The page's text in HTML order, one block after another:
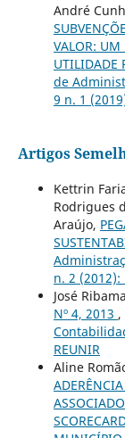
André
VALOR: UM
UTILIDADE
de
9 n. 1
Artigos
Kettrin
Rodrigues
Araújo,
n. 2 (2012):
José
Nº 4, 2013 ,
REUNIR
Aline